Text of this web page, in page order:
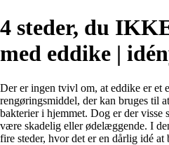
4 steder, du
med eddike |
Der er ingen tvivl om, at eddike er et
rengøringsmiddel, der kan bruges til
bakterier i hjemmet. Dog er der visse
være skadelig eller ødelæggende. I
fire steder, hvor det er en dårlig idé